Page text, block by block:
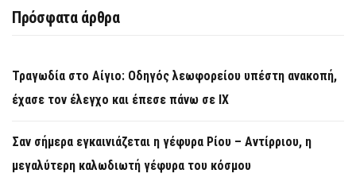
Πρόσφατα άρθρα
Τραγωδία στο Αίγιο: Οδηγός λεωφορείου υπέστη ανακοπή,
έχασε τον έλεγχο και έπεσε πάνω σε ΙΧ
Σαν σήμερα εγκαινιάζεται η γέφυρα Ρίου – Αντίρριου, η
μεγαλύτερη καλωδιωτή γέφυρα του κόσμου